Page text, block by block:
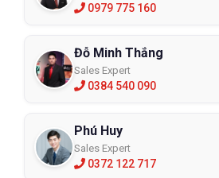
0979 775 160
Đỗ Minh Thắng
Sales Expert
0384 540 090
Phú Huy
Sales Expert
0372 122 717